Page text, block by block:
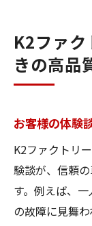
K2ファ
きの高品
お客様の体験
K2ファクトリ
験談が、信頼
す。例えば、
の故障に見舞